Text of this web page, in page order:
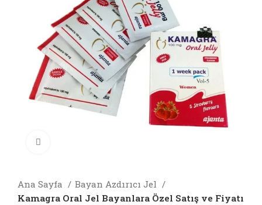
Ana Sayfa
Bayan Azdırıcı Jel
Kamagra Oral Jel Bayanlara Özel Satış ve Fiyatı